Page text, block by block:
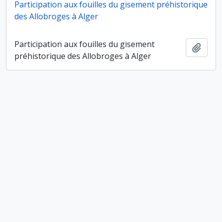
Participation aux fouilles du gisement préhistorique
des Allobroges à Alger
Participation aux fouilles du gisement
préhistorique des Allobroges à Alger